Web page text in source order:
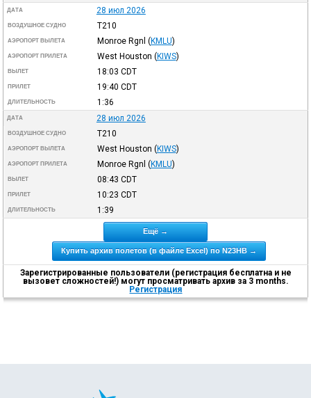
ДАТА 28 июл 2026
ВОЗДУШНОЕ СУДНО T210
АЭРОПОРТ ВЫЛЕТА Monroe Rgnl (KMLU)
АЭРОПОРТ ПРИЛЕТА West Houston (KIWS)
ВЫЛЕТ 18:03 CDT
ПРИЛЕТ 19:40 CDT
ДЛИТЕЛЬНОСТЬ 1:36
ДАТА 28 июл 2026
ВОЗДУШНОЕ СУДНО T210
АЭРОПОРТ ВЫЛЕТА West Houston (KIWS)
АЭРОПОРТ ПРИЛЕТА Monroe Rgnl (KMLU)
ВЫЛЕТ 08:43 CDT
ПРИЛЕТ 10:23 CDT
ДЛИТЕЛЬНОСТЬ 1:39
Ещё →
Купить архив полетов (в файле Excel) по N23HB →
Зарегистрированные пользователи (регистрация бесплатна и не
вызовет сложностей!) могут просматривать архив за 3 months.
Регистрация